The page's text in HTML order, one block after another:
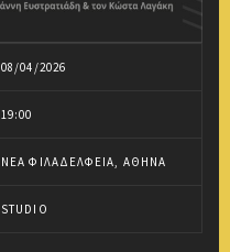
08/04/2026
19:00
ΝΈΑ ΦΙΛΑΔΈΛΦΕΙΑ, ΑΘΉΝΑ
STUDIO